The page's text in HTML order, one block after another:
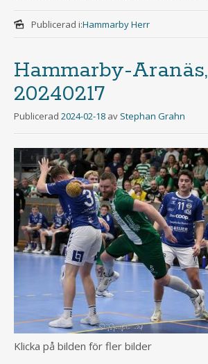
Publicerad i:Hammarby Herr
Hammarby-Aranäs,
20240217
Publicerad 2024-02-18 av Stephan Grahn
Klicka på bilden för fler bilder